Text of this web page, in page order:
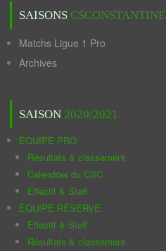
SAISONS CSCONSTANTINE
Matchs Ligue 1 Pro
Archives
SAISON 2020/2021
ÉQUIPE PRO
Résultats & classement
Calendrier du CSC
Effectif & Staff
ÉQUIPE RÉSERVE
Effectif & Staff
Résultats & classement